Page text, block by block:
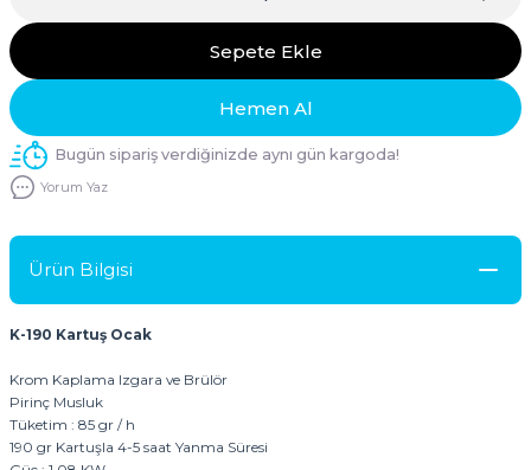
Sepete Ekle
Hemen Al
Bugün sipariş verdiğinizde aynı gün kargoda!
Yorum Yaz
Ürün Bilgisi
K-190 Kartuş Ocak
Krom Kaplama Izgara ve Brülör
Pirinç Musluk
Tüketim : 85 gr / h
190 gr Kartuşla 4-5 saat Yanma Süresi